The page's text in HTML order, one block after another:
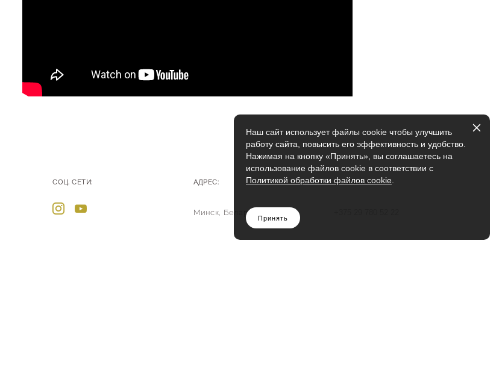
СОЦ. СЕТИ: АДРЕС:
Минск, Беларусь
ТЕЛЕФОН:
Наш сайт использует файлы cookie чтобы улучшить
работу сайта, повысить его эффективность и удобство.
Нажимая на кнопку «Принять», вы соглашаетесь на
использование файлов cookie в соответствии с
Политикой обработки файлов cookie
Принять